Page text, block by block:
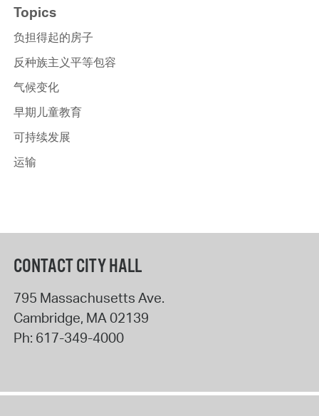
Topics
负担得起的房子
反种族主义平等包容
气候变化
早期儿童教育
可持续发展
运输
CONTACT CITY HALL
795 Massachusetts Ave.
Cambridge, MA02139
Ph: 617-349-4000